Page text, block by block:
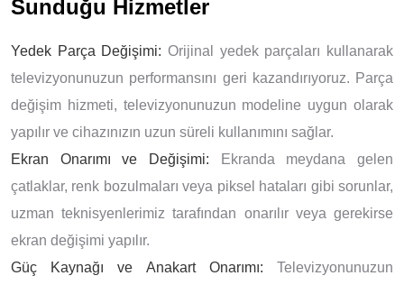
Sunduğu Hizmetler
Yedek Parça Değişimi: Orijinal yedek parçaları kullanarak
televizyonunuzun performansını geri kazandırıyoruz. Parça
değişim hizmeti, televizyonunuzun modeline uygun olarak
yapılır ve cihazınızın uzun süreli kullanımını sağlar.
Ekran Onarımı ve Değişimi: Ekranda meydana gelen
çatlaklar, renk bozulmaları veya piksel hataları gibi sorunlar,
uzman teknisyenlerimiz tarafından onarılır veya gerekirse
ekran değişimi yapılır.
Güç Kaynağı ve Anakart Onarımı: Televizyonunuzun